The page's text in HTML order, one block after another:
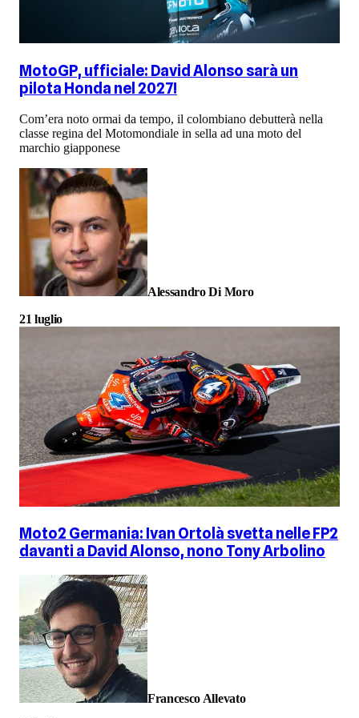
MotoGP, ufficiale: David Alonso sarà un
pilota Honda nel 2027!
Com’era noto ormai da tempo, il colombiano debutterà nella
classe regina del Motomondiale in sella ad una moto del
marchio giapponese
Alessandro Di Moro
21 luglio
Moto2 Germania: Ivan Ortolà svetta nelle FP2
davanti a David Alonso, nono Tony Arbolino
Francesco Allevato